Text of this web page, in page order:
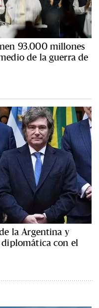
93.000 millones
de la guerra de
la Argentina y
con el